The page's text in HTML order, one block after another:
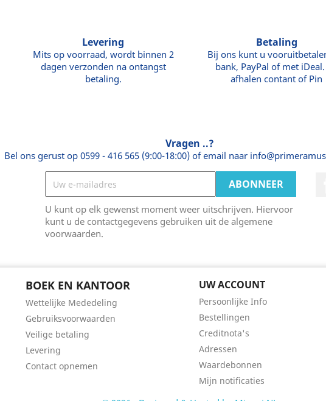
Levering
Mits op voorraad, wordt binnen 2
dagen verzonden na ontangst
betaling.
Betaling
Bij ons kunt u
bank, PayPal of met
afhalen contant of Pin
Vragen ..?
Bel ons gerust op 0599 - 416 565 (9:00-18:00) of email naar
U kunt op elk gewenst moment weer uitschrijven. Hiervoor
kunt u de contactgegevens gebruiken uit de algemene
voorwaarden.
BOEK EN KANTOOR
Wettelijke Mededeling
Gebruiksvoorwaarden
Veilige betaling
Levering
Contact opnemen
UW ACCOUNT
Persoonlijke Info
Bestellingen
Creditnota's
Adressen
Waardebonnen
Mijn notificaties